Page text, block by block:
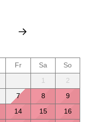
Fr Sa
So
1
2
7 8
9
14 15
16